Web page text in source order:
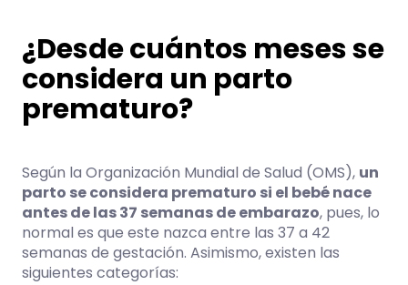
¿Desde cuántos meses se
considera un parto
prematuro?
Según la Organización Mundial de Salud (OMS), un
parto se considera prematuro si el bebé nace
antes de las 37 semanas de embarazo, pues, lo
normal es que este nazca entre las 37 a 42
semanas de gestación. Asimismo, existen las
siguientes categorías: